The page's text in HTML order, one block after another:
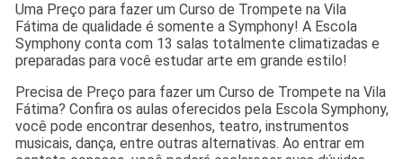
Uma Preço para fazer um Curso de Trompete na Vila
Fátima de qualidade é somente a Symphony! A Escola
Symphony conta com 13 salas totalmente climatizadas e
preparadas para você estudar arte em grande estilo!
Precisa de Preço para fazer um Curso de Trompete na Vila
Fátima? Confira os aulas oferecidos pela Escola Symphony,
você pode encontrar desenhos, teatro, instrumentos
musicais, dança, entre outras alternativas. Ao entrar em